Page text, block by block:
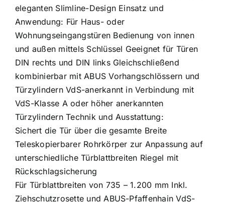
eleganten Slimline-Design Einsatz und
Anwendung: Für Haus- oder
Wohnungseingangstüren Bedienung von innen
und außen mittels Schlüssel Geeignet für Türen
DIN rechts und DIN links Gleichschließend
kombinierbar mit ABUS Vorhangschlössern und
Türzylindern VdS-anerkannt in Verbindung mit
VdS-Klasse A oder höher anerkannten
Türzylindern Technik und Ausstattung:
Sichert die Tür über die gesamte Breite
Teleskopierbarer Rohrkörper zur Anpassung auf
unterschiedliche Türblattbreiten Riegel mit
Rückschlagsicherung
Für Türblattbreiten von 735 – 1.200 mm Inkl.
Ziehschutzrosette und ABUS-Pfaffenhain VdS-